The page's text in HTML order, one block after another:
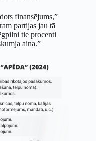
finansējums,”
partijas jau tā
tie procenti
aina.”